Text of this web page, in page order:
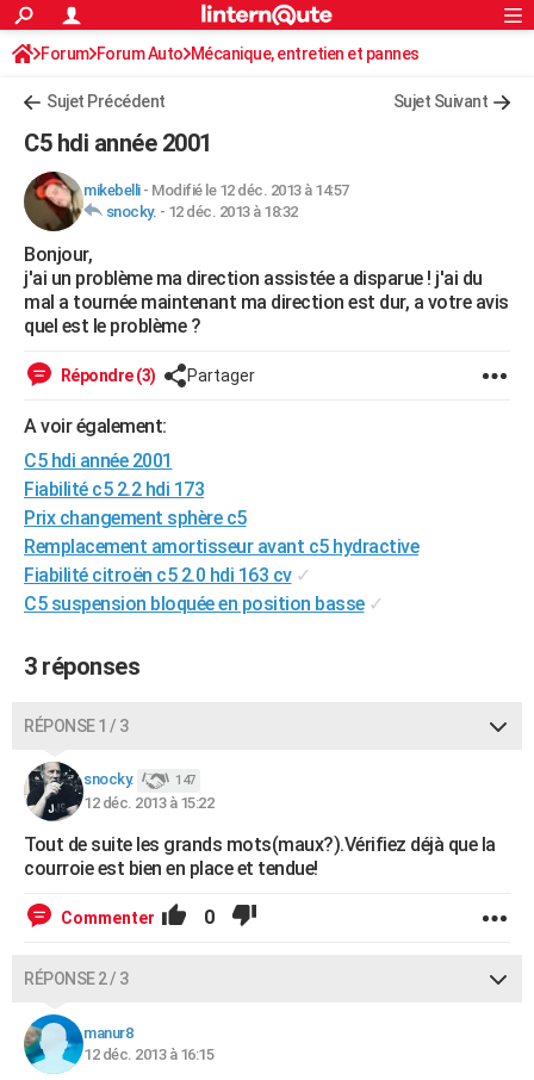
ACTUALITÉS
Politique
Société
Faits Divers
Education
Monde
Villes
+
FINANCE
Retraite
Impôts
Epargne
Immobilier
Risques naturels par ville
Banque
Assurance
CréditAUTO
Essais
Réserver un essai
Citadines
Berlines
SUV
Forum auto
+HIGH-TECH
Mobiles
Meilleur smartphone
Internet
Ordinateurs
Jeux vidéo
Guide high-tech
+BRICOLAGE
Forum
Aménagement intérieur
Extérieur
Cuisine
Salle de bains
Jardinage
Rangement
WEEK-END
LIFESTYLE
Art de vivre
Bien-être
Loisirs
Mode
Modes de vie
SANTE
Alimentation
Guide de la santé
Maladies
Médicaments
Sommeil
VOYAGE
Destinations
City break
Voyage nature
Voyage de noces
Forum
Climat
+PHOTO
GUIDES D'ACHAT
BONS PLANS
Dictionnaire
Biographies
Citations
Expressions
Proverbes
PROGRAMME TV
COPAINS D'AVANT
AVIS DE DÉCÈS
Rechercher
S'inscrire
Connexion
Forum Forum Auto Mécanique, entretien et pannes
Sujet Précédent Sujet Suivant
C5 hdi année 2001
mikebelli- Modifié le 12 déc. 2013 à 14:57
snocky. - 12 déc. 2013 à 18:32
Bonjour,
j'ai un problème ma direction assistée a disparue ! j'ai du
mal a tournée maintenant ma direction est dur, a votre avis
quel est le problème ?
Répondre (3) Partager
A voir également:
C5 hdi année 2001
Fiabilité c5 2.2 hdi 173
Prix changement sphère c5
Remplacement amortisseur avant c5 hydractive
Fiabilité citroën c5 2.0 hdi 163 cv ✓
C5 suspension bloquée en position basse ✓
3 réponses
RÉPONSE 1 / 3
snocky. 147
12 déc. 2013 à 15:22
Tout de suite les grands mots(maux?).Vérifiez déjà que la
courroie est bien en place et tendue!
Commenter 0
RÉPONSE 2 / 3
manur8
12 déc. 2013 à 16:15